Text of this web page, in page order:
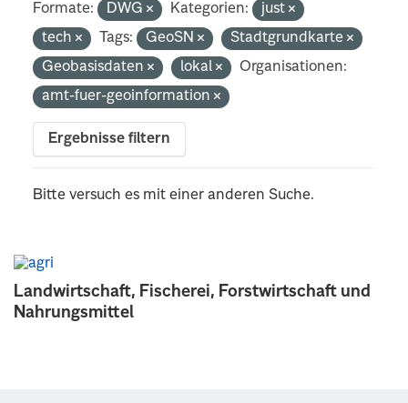
Landwirtschaft, Fischerei, Forstwirtschaft und
Nahrungsmittel
Formate: DWG Kategorien:
just
tech
Tags: GeoSN
Stadtgrundkarte
Geobasisdaten
lokal
Organisationen:
amt-fuer-geoinformation
Ergebnisse filtern
Bitte versuch es mit einer anderen Suche.